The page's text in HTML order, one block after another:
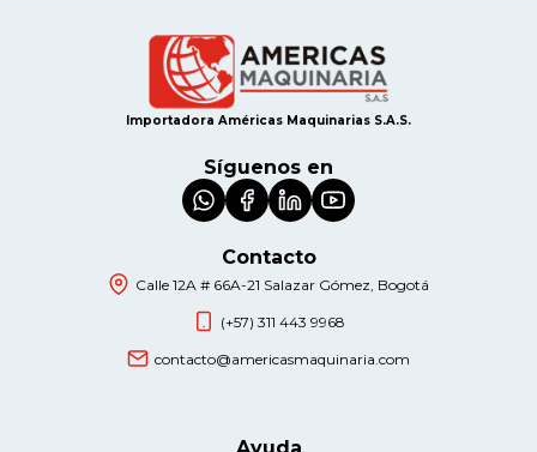
Importadora Américas Maquinarias S.A.S.
Síguenos en
Contacto
Calle 12A # 66A-21 Salazar Gómez, Bogotá
(+57) 311 443 9968
contacto@americasmaquinaria.com